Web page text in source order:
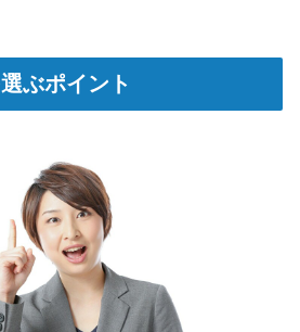
ぶポイント